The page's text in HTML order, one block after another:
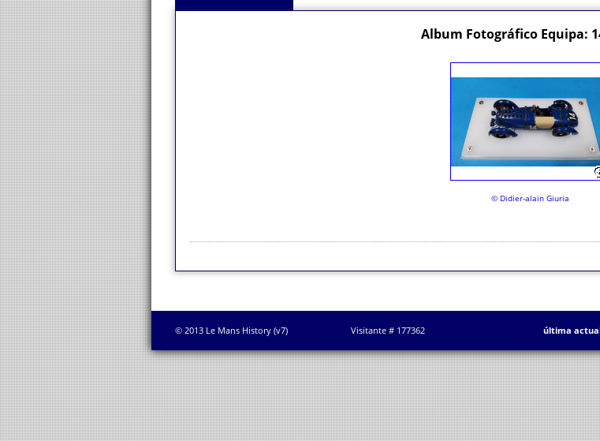
Album Fotográfico Equipa:
© Didier-alain Giuria
© 2013 Le Mans History (v7) Visitante # 177362 última